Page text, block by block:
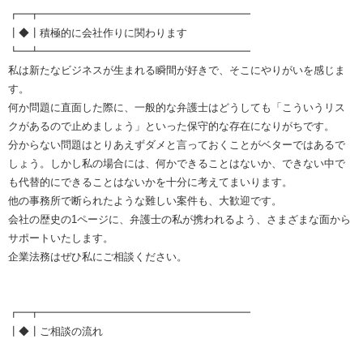
┏━┳━━━━━━━━━━━━━━━━━━━━
┃◆┃積極的に会社作りに関わります
┗━┻━━━━━━━━━━━━━━━━━━━━
私は新たなビジネスが生まれる瞬間が好きで、そこにやりがいを感じま
す。
何か問題に直面した際に、一般的な弁護士はどうしても「こういうリス
クがあるので止めましょう」といった保守的な存在になりがちです。
分からない問題はとりあえずダメと言っておくことがベターではあるで
しょう。しかし私の場合には、何かできることはないか、できない中で
も代替的にできることはないかを十分に考えてまいります。
他の事務所で断られたような難しい案件も、大歓迎です。
会社の歴史の1ページに、弁護士の私が携われるよう、さまざまな面から
サポートいたします。
企業法務はぜひ私にご相談ください。
┏━┳━━━━━━━━━━━━━━━━━━━━
┃◆┃ご相談の流れ